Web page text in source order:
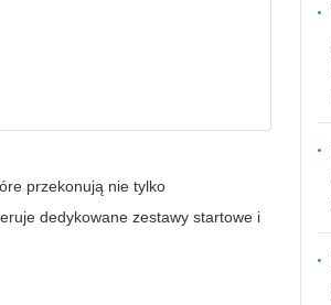
przekonują nie tylko
dedykowane zestawy startowe i